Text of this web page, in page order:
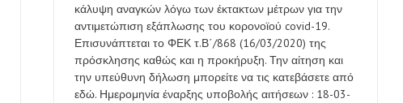
κάλυψη αναγκών λόγω των έκτακτων μέτρων για την
αντιμετώπιση εξάπλωσης του κορονοϊού covid-19.
Επισυνάπτεται το ΦΕΚ τ.Β΄/868 (16/03/2020) της
πρόσκλησης καθώς και η προκήρυξη. Την αίτηση και
την υπεύθυνη δήλωση μπορείτε να τις κατεβάσετε από
εδώ. Ημερομηνία έναρξης υποβολής αιτήσεων : 18-03-